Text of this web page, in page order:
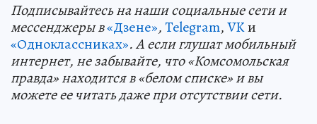
Подписывайтесь на наши социальные сети и
мессенджеры в«Дзене»,Telegram,VKи
«Одноклассниках». А если глушат мобильный
интернет, не забывайте, что «Комсомольская
правда» находится в «белом списке» и вы
можете ее читать даже при отсутствии сети.